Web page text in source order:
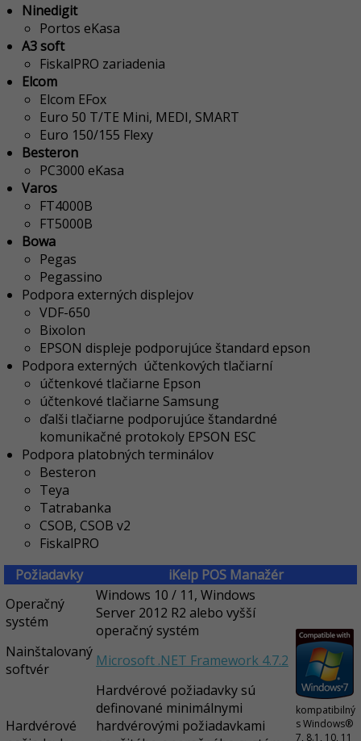
Ninedigit
Portos eKasa
A3 soft
FiskalPRO zariadenia
Elcom
Elcom EFox
Euro 50 T/TE Mini, MEDI, SMART
Euro 150/155 Flexy
Besteron
PC3000 eKasa
Varos
FT4000B
FT5000B
Bowa
Pegas
Pegassino
Podpora externých displejov
VDF-650
Bixolon
EPSON displeje podporujúce štandard epson
Podpora externých účtenkových tlačiarní
účtenkové tlačiarne Epson
účtenkové tlačiarne Samsung
ďalši tlačiarne podporujúce štandardné
komunikačné protokoly EPSON ESC
Podpora platobných terminálov
Besteron
Teya
Tatrabanka
CSOB, CSOB v2
FiskalPRO
Požiadavky
iKelp POS Manažér
Operačný
systém
Windows 10 / 11, Windows
Server 2012 R2 alebo vyšší
operačný systém
kompatibilný
s Windows®
7, 8.1, 10, 11
Nainštalovaný
softvér
Microsoft .NET Framework 4.7.2
Hardvérové
Hardvérové požiadavky sú
definované minimálnymi
hardvérovými požiadavkami